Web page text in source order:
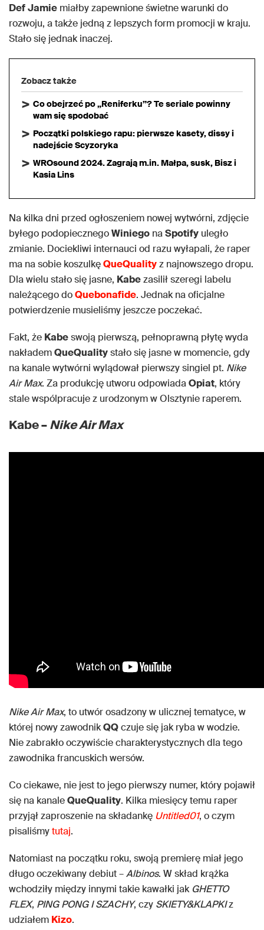
DefJamie miałby zapewnione świetne warunki do
rozwoju, a także jedną z lepszych form promocji w kraju.
Stało się jednak inaczej.
Zobacz także
Co obejrzeć po „Reniferku”? Te seriale powinny
wam się spodobać
Początki polskiego rapu: pierwsze kasety, dissy i
nadejście Scyzoryka
WROsound 2024. Zagrają m.in. Małpa, susk, Bisz i
Kasia Lins
Na kilka dni przed ogłoszeniem nowej wytwórni, zdjęcie
byłego podopiecznegoWiniego naSpotify uległo
zmianie. Dociekliwi internauci od razu wyłapali, że raper
ma na sobie koszulkęQueQualityz najnowszego dropu.
Dla wielu stało się jasne, Kabezasilił szeregi labelu
należącego doQuebonafide. Jednak na oficjalne
potwierdzenie musieliśmy jeszcze poczekać.
Fakt, że Kabeswoją pierwszą, pełnoprawną płytę wyda
nakłademQueQualitystało się jasne w momencie, gdy
na kanale wytwórni wylądował pierwszy singiel pt. Nike
Air Max. Za produkcję utworu odpowiadaOpiat, który
stale wspólpracuje z urodzonym w Olsztynie raperem.
Kabe –Nike Air Max
Nike Air Max, to utwór osadzony w ulicznej tematyce, w
której nowy zawodnikQQczuje się jak ryba w wodzie.
Nie zabrakło oczywiście charakterystycznych dla tego
zawodnika francuskich wersów.
Co ciekawe, nie jest to jego pierwszy numer, który pojawił
się na kanaleQueQuality. Kilka miesięcy temu raper
przyjął zaproszenie na składankę Untitled01, o czym
pisaliśmytutaj.
Natomiast na początku roku, swoją premierę miał jego
długo oczekiwany debiut –Albinos. W skład krążka
wchodziły między innymi takie kawałki jak GHETTO
FLEX, PING PONG I SZACHY, czy SKIETY&KLAPKIz
udziałem Kizo.